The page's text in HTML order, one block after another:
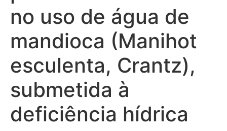
no uso de água de
mandioca (Manihot
esculenta, Crantz),
submetida à
deficiência hídrica